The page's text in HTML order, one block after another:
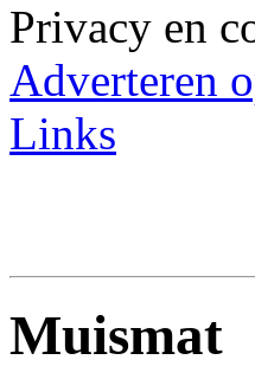
Privacy en
Adverteren
Links
Muismat